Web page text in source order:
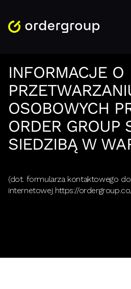
INFORMACJE O
OSOBOWYCH
ORDER GROUP
SIEDZIBĄ W
(dot. formularza kontaktowego
internetowej https://